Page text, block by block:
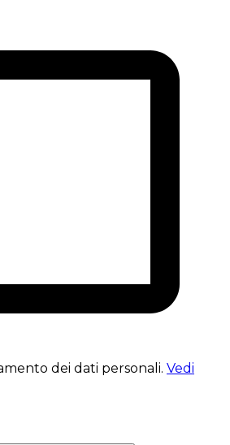
dei dati personali. Vedi